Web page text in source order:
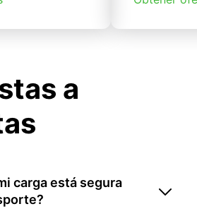
a
carga está segura